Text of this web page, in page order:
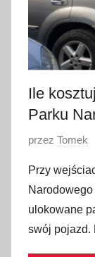
2
0
6
Ile
Parku
O
u
b
l
i
przez Tomek
Przy
ulokowane
swój pojazd.